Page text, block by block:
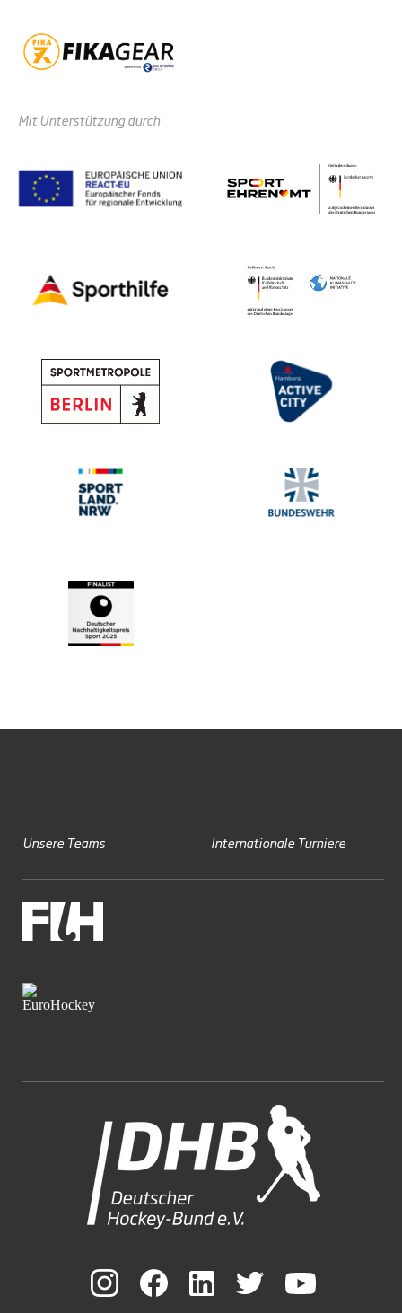
Mit Unterstützung durch
Unsere Teams Internationale Turniere